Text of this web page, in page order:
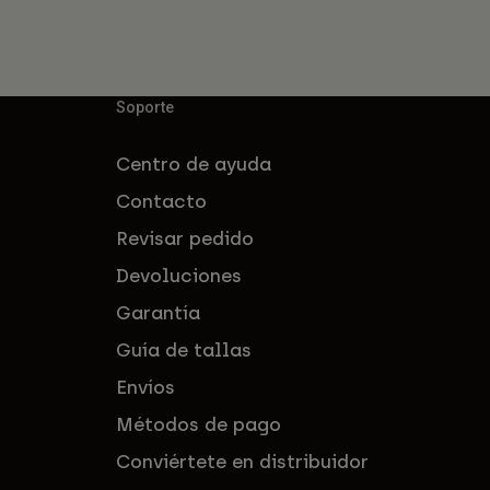
Soporte
Centro de ayuda
Contacto
Revisar pedido
Devoluciones
Garantía
Guía de tallas
Envíos
Métodos de pago
Conviértete en distribuidor